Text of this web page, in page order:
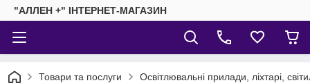
"АЛЛЕН +" ІНТЕРНЕТ-МАГАЗИН
Товари та послуги Освітлювальні прилади, ліхтарі,